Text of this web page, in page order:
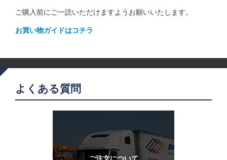
ご購入前にご一読いただけますようお願いいたします。
お買い物ガイドはコチラ
よくある質問